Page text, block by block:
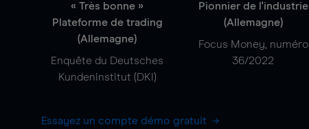
« Très bonne »
Plateforme de trading
(Allemagne)
Enquête du Deutsches
Kundeninstitut (DKI)
Pionnier de l'industrie
(Allemagne)
Focus Money, numéro
36/2022
Essayez un compte démo gratuit